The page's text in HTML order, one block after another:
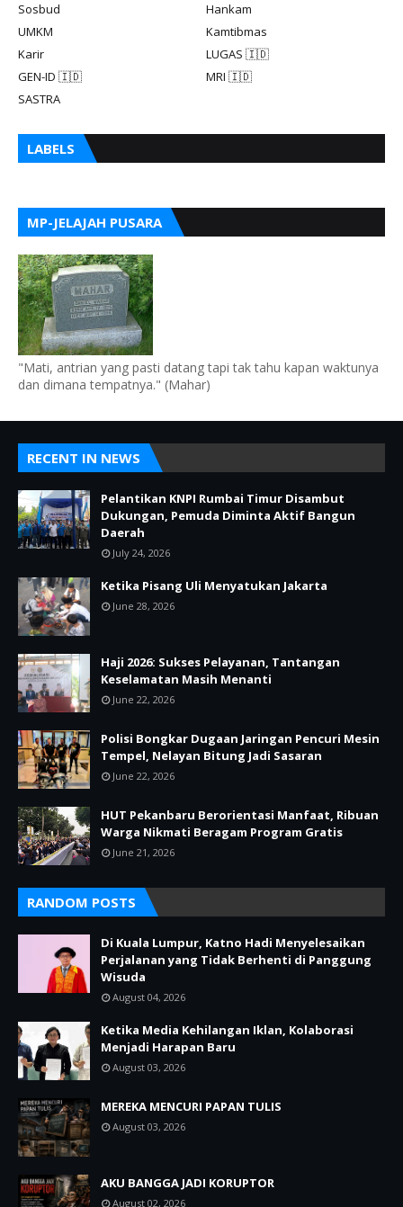
Sosbud
Hankam
UMKM
Kamtibmas
Karir
LUGAS 🇮🇩
GEN-ID 🇮🇩
MRI 🇮🇩
SASTRA
LABELS
MP-JELAJAH PUSARA
"Mati, antrian yang pasti datang tapi tak tahu kapan waktunya
dan dimana tempatnya." (Mahar)
RECENT IN NEWS
Pelantikan KNPI Rumbai Timur Disambut
Dukungan, Pemuda Diminta Aktif Bangun
Daerah
July 24, 2026
Ketika Pisang Uli Menyatukan Jakarta
June 28, 2026
Haji 2026: Sukses Pelayanan, Tantangan
Keselamatan Masih Menanti
June 22, 2026
Polisi Bongkar Dugaan Jaringan Pencuri Mesin
Tempel, Nelayan Bitung Jadi Sasaran
June 22, 2026
HUT Pekanbaru Berorientasi Manfaat, Ribuan
Warga Nikmati Beragam Program Gratis
June 21, 2026
RANDOM POSTS
Di Kuala Lumpur, Katno Hadi Menyelesaikan
Perjalanan yang Tidak Berhenti di Panggung
Wisuda
August 04, 2026
Ketika Media Kehilangan Iklan, Kolaborasi
Menjadi Harapan Baru
August 03, 2026
MEREKA MENCURI PAPAN TULIS
August 03, 2026
AKU BANGGA JADI KORUPTOR
August 02, 2026